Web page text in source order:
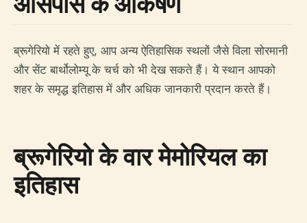
ब्रूगेरियो में रहते हुए, आप अन्य ऐतिहासिक स्थलों जैसे विला सोरमानी
और सेंट बार्थोलोम्यू के चर्च को भी देख सकते हैं। ये स्थान आपको
शहर के समृद्ध इतिहास में और अधिक जानकारी प्रदान करते हैं।
ब्रूगेरियो के वार मेमोरियल का
इतिहास